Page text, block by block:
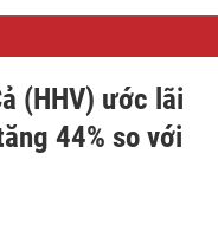
(HHV) ước lãi
44% so với